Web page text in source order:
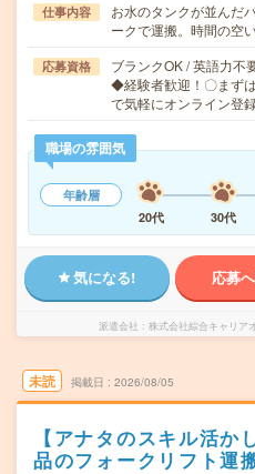
仕事内容
お水のタンクが並んだ
ークで運搬。時間の空
応募資格
ブランクOK / 英語力不
◆経験者歓迎！〇まず
で気軽にオンライン登
職場の雰囲気
年齢層
20代
30代
気になる! 応募
派遣会社 株式会社綜合キャリア
未読 掲載日 2026/08/05
【アナタのスキル活か
品のフォークリフト運